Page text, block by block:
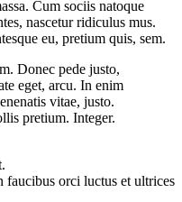
Cum sociis natoque
nascetur ridiculus mus.
eu, pretium quis, sem.
Donec pede justo,
eget, arcu. In enim
vitae, justo.
pretium. Integer.
faucibus orci luctus et ultrices